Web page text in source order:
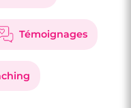
Témoignages